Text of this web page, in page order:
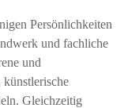
Persönlichkeiten
und fachliche
und
künstlerische
Gleichzeitig